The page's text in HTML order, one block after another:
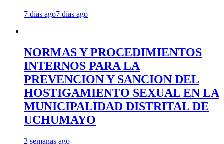
7 días ago7 días ago
NORMAS Y PROCEDIMIENTOS
INTERNOS PARA LA
PREVENCION Y SANCION DEL
HOSTIGAMIENTO SEXUAL EN LA
MUNICIPALIDAD DISTRITAL DE
UCHUMAYO
2 semanas ago